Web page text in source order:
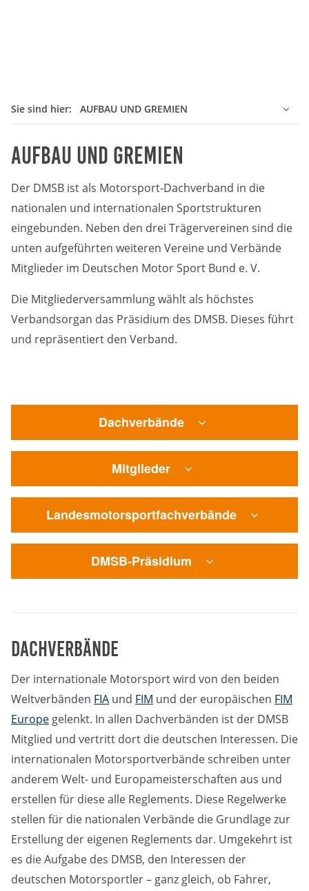
Sie sind hier: AUFBAU UND GREMIEN
Aufbau und Gremien
Der DMSB ist als Motorsport-Dachverband in die
nationalen und internationalen Sportstrukturen
eingebunden. Neben den drei Trägervereinen sind die
unten aufgeführten weiteren Vereine und Verbände
Mitglieder im Deutschen Motor Sport Bund e. V.
Die Mitgliederversammlung wählt als höchstes
Verbandsorgan das Präsidium des DMSB. Dieses führt
und repräsentiert den Verband.
Dachverbände
Mitglieder
Landesmotorsportfachverbände
DMSB-Präsidium
Dachverbände
Der internationale Motorsport wird von den beiden
Weltverbänden FIA und FIM und der europäischen FIM
Europe gelenkt. In allen Dachverbänden ist der DMSB
Mitglied und vertritt dort die deutschen Interessen. Die
internationalen Motorsportverbände schreiben unter
anderem Welt- und Europameisterschaften aus und
erstellen für diese alle Reglements. Diese Regelwerke
stellen für die nationalen Verbände die Grundlage zur
Erstellung der eigenen Reglements dar. Umgekehrt ist
es die Aufgabe des DMSB, den Interessen der
deutschen Motorsportler – ganz gleich, ob Fahrer,